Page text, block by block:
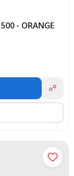
- ORANGE